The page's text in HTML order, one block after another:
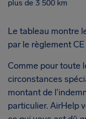
plus de 3 500 km
Le tableau montre
par le règlement CE
Comme pour toute
circonstances
montant de
particulier. AirHelp